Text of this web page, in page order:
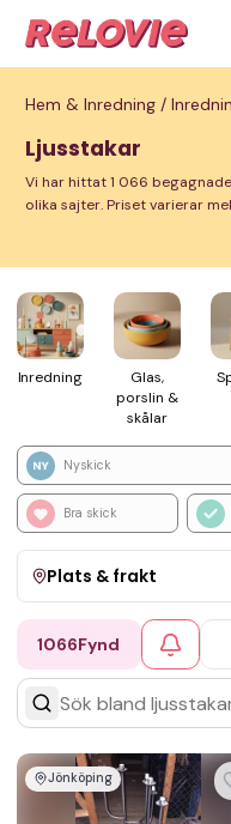
Hem & Inredning /
Ljusstakar
Vi har hittat 1 066
olika sajter. Priset varierar
Inred­ning
Glas,
porslin &
skålar
Nyskick
Bra skick
Plats & frakt
Visa allt Kan skickas
1066Fynd
Jönköping